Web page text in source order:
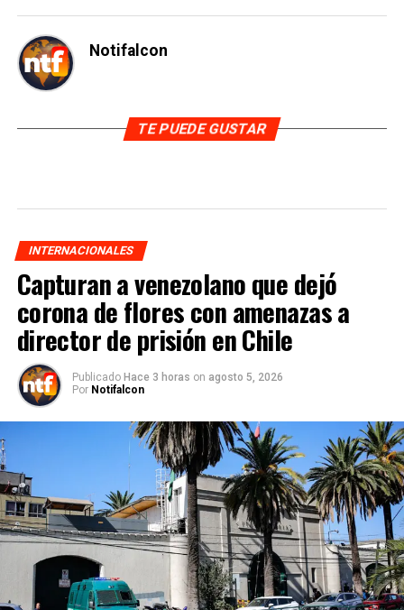
Notifalcon
TE PUEDE GUSTAR
INTERNACIONALES
Capturan a venezolano que dejó
corona de flores con amenazas a
director de prisión en Chile
Publicado Hace 3 horas on agosto 5, 2026
Por Notifalcon